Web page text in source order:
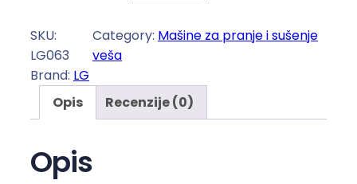
š
i
n
a
n
SKU:
LG063
Category: Mašine za pranje i sušenje
veša
Brand: LG
Opis
Recenzije (0)
Opis